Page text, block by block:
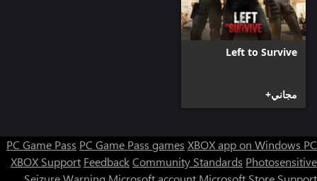
Left to Survive
مجاني+
PC Game Pass PC Game Pass games XBOX app on Windows PC
XBOX Support FeedbackCommunity Standards Photosensitive